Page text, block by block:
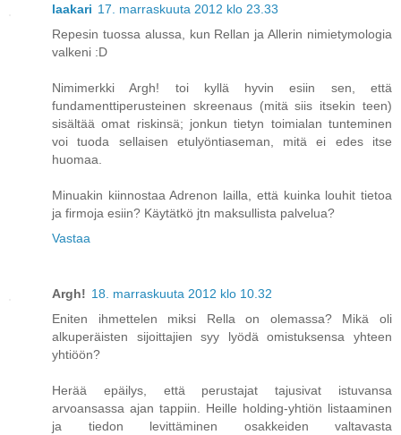
laakari 17. marraskuuta 2012 klo 23.33
Repesin tuossa alussa, kun Rellan ja Allerin nimietymologia
valkeni :D
Nimimerkki Argh! toi kyllä hyvin esiin sen, että
fundamenttiperusteinen skreenaus (mitä siis itsekin teen)
sisältää omat riskinsä; jonkun tietyn toimialan tunteminen
voi tuoda sellaisen etulyöntiaseman, mitä ei edes itse
huomaa.
Minuakin kiinnostaa Adrenon lailla, että kuinka louhit tietoa
ja firmoja esiin? Käytätkö jtn maksullista palvelua?
Vastaa
Argh! 18. marraskuuta 2012 klo 10.32
Eniten ihmettelen miksi Rella on olemassa? Mikä oli
alkuperäisten sijoittajien syy lyödä omistuksensa yhteen
yhtiöön?
Herää epäilys, että perustajat tajusivat istuvansa
arvoansassa ajan tappiin. Heille holding-yhtiön listaaminen
ja tiedon levittäminen osakkeiden valtavasta